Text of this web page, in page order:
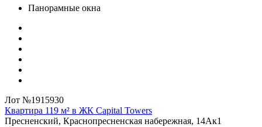
Панорамные окна
Лот №1915930
Квартира 119 м² в ЖК Capital Towers
Пресненский, Краснопресненская набережная, 14Ак1